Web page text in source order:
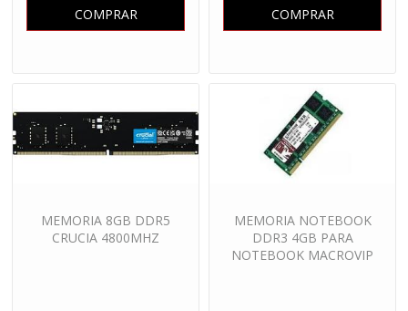
COMPRAR COMPRAR
MEMORIA 8GB DDR5
CRUCIA 4800MHZ
MEMORIA NOTEBOOK
DDR3 4GB PARA
NOTEBOOK MACROVIP